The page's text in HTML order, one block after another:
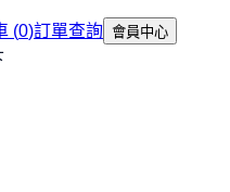
(0)訂單查詢 會員中心